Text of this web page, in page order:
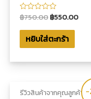
ให้
0
ตั้งแต่
฿750.00฿550.00
หยิบใส่ตะกร้า
-
รีวิวสินค้าจากคุณลูกค้า